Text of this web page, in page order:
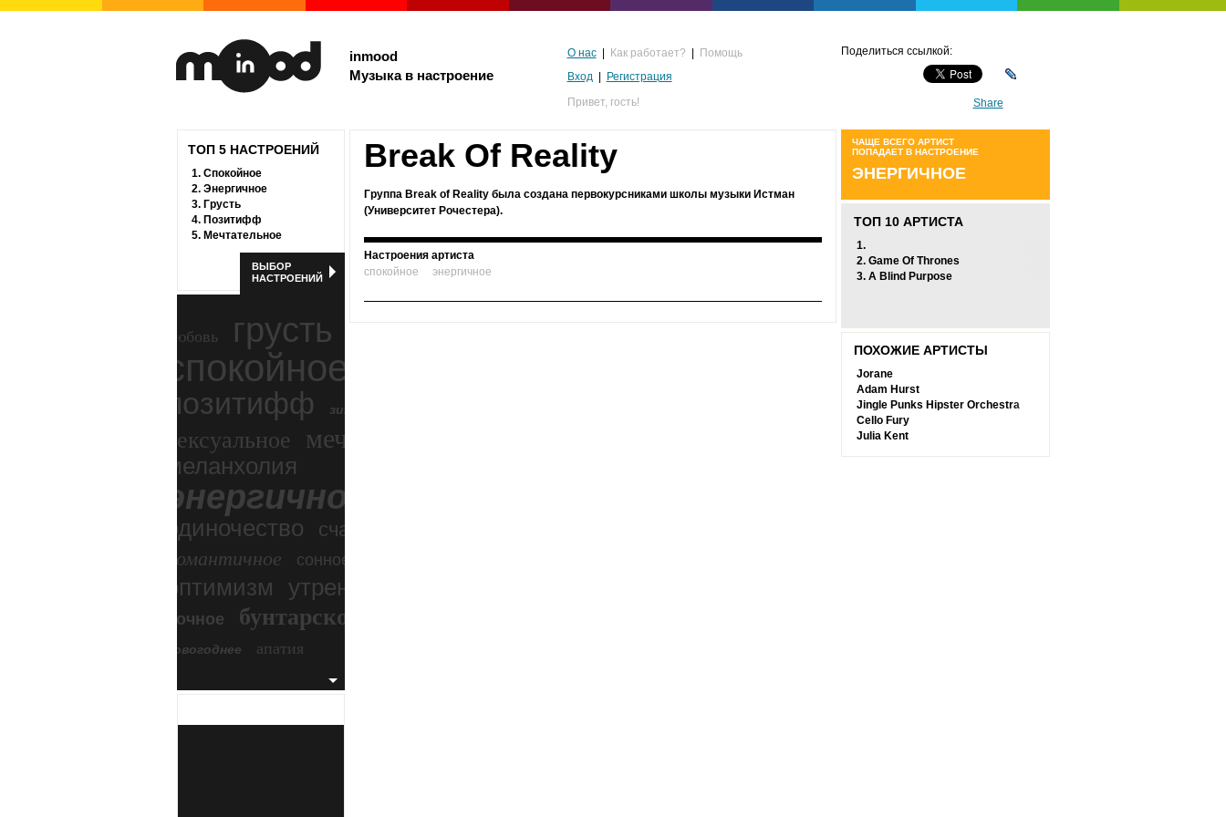
inmood
Музыка в настроение
О нас Как работает?
Помощь
Вход
Регистрация
Привет, гость!
Поделиться ссылкой:
Share
ТОП 5 НАСТРОЕНИЙ
1. Спокойное
2. Энергичное
3. Грусть
4. Позитифф
5. Мечтательное
ВЫБОР
НАСТРОЕНИЙ
любовь грусть
спокойное
позитифф зимний экстрим
сексуальное мечтательное
меланхолия
энергичное
одиночество счастье
романтичное сонное
оптимизм утреннее
ночное бунтарское
новогоднее
апатия
Break Of Reality
Группа Break of Reality была создана первокурсниками школы музыки Истман
(Университет Рочестера).
Настроения артиста
спокойное
энергичное
ЧАЩЕ ВСЕГО АРТИСТ
ПОПАДАЕТ В НАСТРОЕНИЕ
ЭНЕРГИЧНОЕ
ТОП 10 АРТИСТА
1.
2. Game Of Thrones
3. A Blind Purpose
ПОХОЖИЕ АРТИСТЫ
Jorane
Adam Hurst
Jingle Punks Hipster Orchestra
Cello Fury
Julia Kent